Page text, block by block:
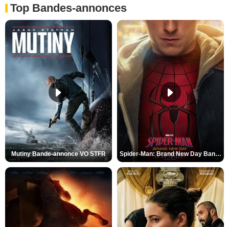
Top Bandes-annonces
Mutiny Bande-annonce VO STFR Spider-Man: Brand New Day Bande-annonce VO STFR